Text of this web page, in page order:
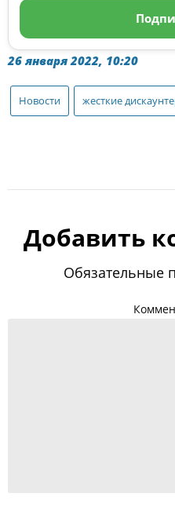
26 января 2022, 10:20
Новости жесткие
Добавить
Обязательные